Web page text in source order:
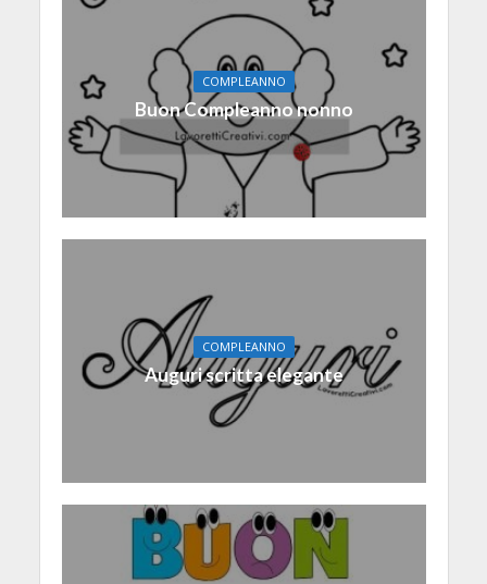
COMPLEANNO
Buon Compleanno nonno
COMPLEANNO
Auguri scritta elegante